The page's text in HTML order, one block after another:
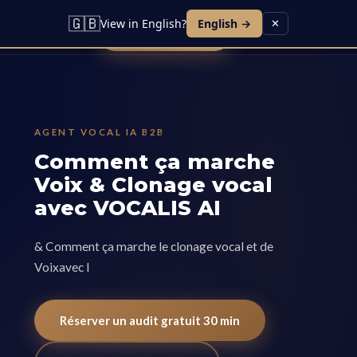
Agent VocalContactBlogCarrières
Réserver une démo
AGENT VOCAL IA B2B
Comment ça marche
Voix & Clonage vocal
avec VOCALIS AI
& Comment ça marche le clonage vocal et de
Voixavec l
Réserver un audit gratuit 30 min
🇬🇧View in English? English → ✕